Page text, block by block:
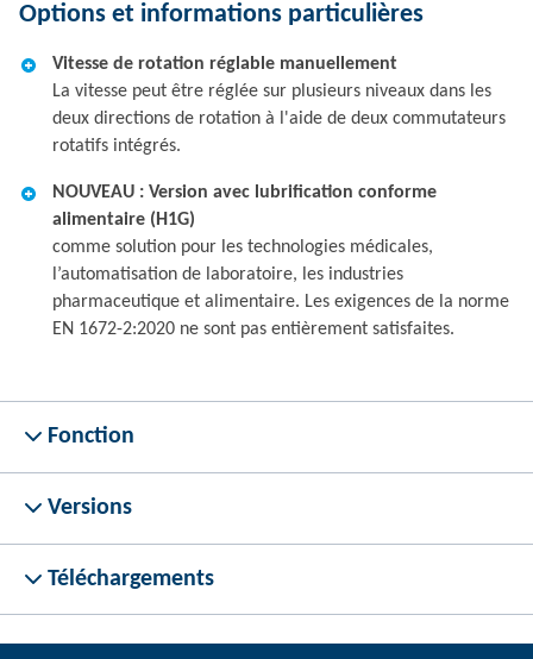
Options et informations particulières
Vitesse de rotation réglable manuellement
La vitesse peut être réglée sur plusieurs niveaux dans les
deux directions de rotation à l'aide de deux commutateurs
rotatifs intégrés.
NOUVEAU : Version avec lubrification conforme
alimentaire (H1G)
comme solution pour les technologies médicales,
l’automatisation de laboratoire, les industries
pharmaceutique et alimentaire. Les exigences de la norme
EN 1672-2:2020 ne sont pas entièrement satisfaites.
Fonction
Versions
Téléchargements